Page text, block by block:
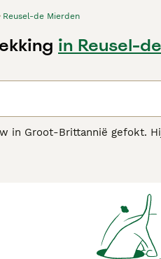
Reusel-de Mierden
in Reusel-
in Groot-Brittannië gefokt.
bekend als